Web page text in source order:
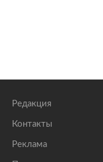
Редакция
Контакты
Реклама